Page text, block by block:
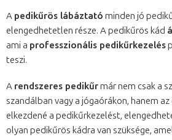
A pedikűrös lábáztató minden jó
elengedhetetlen része. A pedikűrös kád
ami a professzionális pedikűrkezelés
teszi.
A rendszeres pedikűrmár nem csak a
szandálban vagy a jógaórákon, hanem
elkezdené a pedikűrkezelést,
olyan pedikűrös kádra van szüksége,